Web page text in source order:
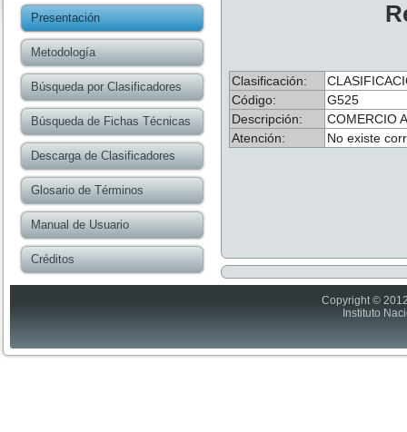
Presentación
Metodología
Búsqueda por Clasificadores
Búsqueda de Fichas Técnicas
Descarga de Clasificadores
Glosario de Términos
Manual de Usuario
Créditos
Clasificación:
Código:
G525
Descripción:
COMERCIO
Atención:
No existe
Copyright ©
Instituto